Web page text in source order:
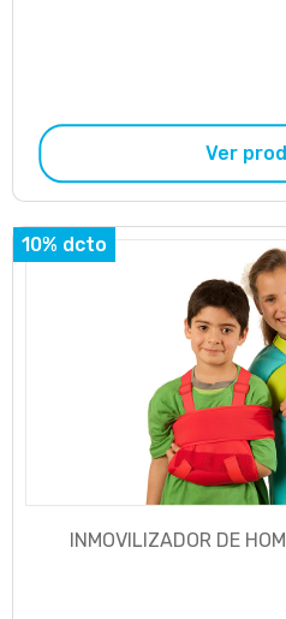
Ver
10% dcto
INMOVILIZADOR DE